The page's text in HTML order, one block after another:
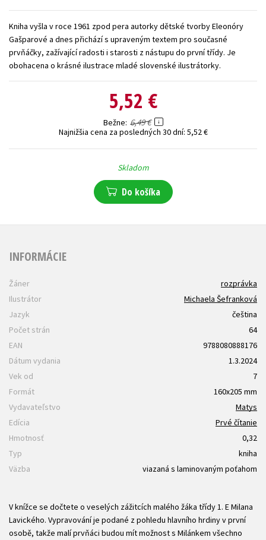
Výchova a pedagogika
Young adult
Young adult (SK)
Zdravie a životný štýl
Všetky tituly
Kniha vyšla v roce 1961 zpod pera autorky dětské tvorby Eleonóry
Gašparové a dnes přichází s upraveným textem pro současné
prvňáčky, zažívající radosti i starosti z nástupu do první třídy. Je
obohacena o krásné ilustrace mladé slovenské ilustrátorky.
5,52 €
Bežne 6,49 €
Najnižšia cena za posledných 30 dní: 5,52 €
Skladom
Do košíka
INFORMÁCIE
Žáner
rozprávka
Ilustrátor
Michaela Šefranková
Jazyk
čeština
Počet strán
64
EAN
9788080888176
Dátum vydania
1.3.2024
Vek od
7
Formát
160x205 mm
Vydavateľstvo
Matys
Edícia
Prvé čítanie
Hmotnosť
0,32
Typ
kniha
Väzba
viazaná s laminovaným poťahom
V knížce se dočtete o veselých zážitcích malého žáka třídy 1. E Milana
Lavického. Vypravování je podané z pohledu hlavního hrdiny v první
osobě, takže malí prvňáci budou mít možnost s Milánkem všechno